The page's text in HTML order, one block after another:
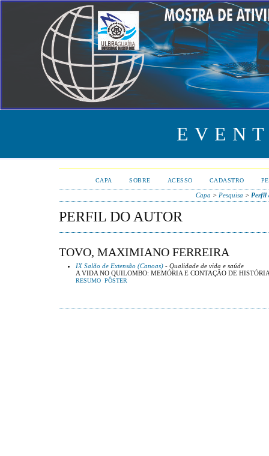
CAPA SOBRE ACESSO CADASTRO
Capa > Pesquisa > Perfil
PERFIL DO AUTOR
TOVO, MAXIMIANO FERREIRA
IX Salão de Extensão (Canoas) - Qualidade de vida e saúde
A VIDA NO QUILOMBO: MEMÓRIA E CONTAÇÃO DE
RESUMO PÔSTER